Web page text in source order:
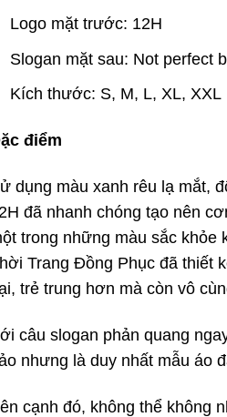
Logo mặt trước: 12H
Slogan mặt sau: Not perfect
Kích thước: S, M, L, XL, XXL
điểm
dụng màu xanh rêu lạ mắt,
đã nhanh chóng tạo nên
trong những màu sắc khỏe
Trang Đồng Phục đã thiết
trẻ trung hơn mà còn vô
câu slogan phản quang
nhưng là duy nhất mẫu áo
cạnh đó, không thể không